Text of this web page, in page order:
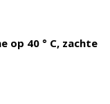
op 40 ° C, zachte